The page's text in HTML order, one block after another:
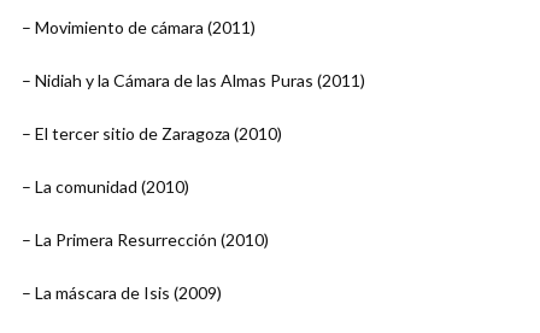
– Movimiento de cámara (2011)
– Nidiah y la Cámara de las Almas Puras (2011)
– El tercer sitio de Zaragoza (2010)
– La comunidad (2010)
– La Primera Resurrección (2010)
– La máscara de Isis (2009)